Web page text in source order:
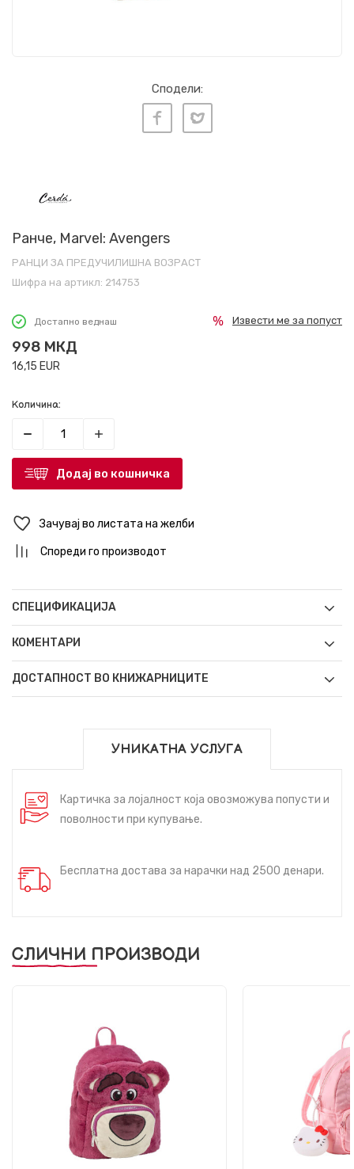
Сподели:
Ранче, Marvel: Avengers
РАНЦИ ЗА ПРЕДУЧИЛИШНА ВОЗРАСТ
Шифра на артикл: 214753
Достапно веднаш
998 МКД
16,15 EUR
Извести ме за попуст
Количина:
Додај во кошничка
Зачувај во листата на желби
Спореди го производот
СПЕЦИФИКАЦИЈА
КОМЕНТАРИ
ДОСТАПНОСТ ВО КНИЖАРНИЦИТЕ
УНИКАТНА УСЛУГА
Картичка за лојалност која овозможува попусти и
поволности при купување.
Бесплатна достава за нарачки над 2500 денари.
СЛИЧНИ ПРОИЗВОДИ